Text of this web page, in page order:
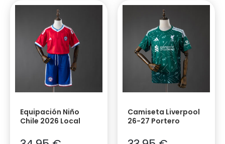
Equipación Niño
Chile 2026 Local
Camiseta Liverpool
26-27 Portero